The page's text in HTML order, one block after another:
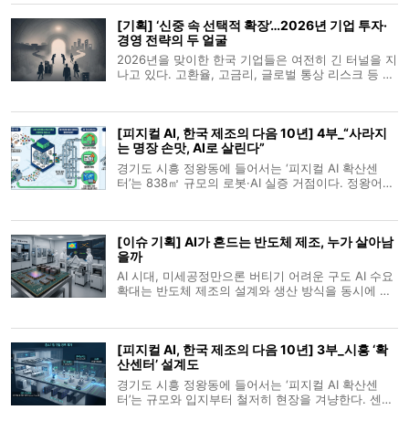
[기획] ‘신중 속 선택적 확장’…2026년 기업 투자·
경영 전략의 두 얼굴
2026년을 맞이한 한국 기업들은 여전히 긴 터널을 지
나고 있다. 고환율, 고금리, 글로벌 통상 리스크 등 대
별로 온도차가
[피지컬 AI, 한국 제조의 다음 10년] 4부_“사라지
는 명장 손맛, AI로 살린다”
경기도 시흥 정왕동에 들어서는 ‘피지컬 AI 확산센
터’는 838㎡ 규모의 로봇·AI 실증 거점이다. 정왕어울
산업 현장과 유사한 조건에서 시험
[이슈 기획] AI가 흔드는 반도체 제조, 누가 살아남
을까
AI 시대, 미세공정만으론 버티기 어려운 구도 AI 수요
확대는 반도체 제조의 설계와 생산 방식을 동시에 바
연결되는 방향으로 이동하고
[피지컬 AI, 한국 제조의 다음 10년] 3부_시흥 ‘확
산센터’ 설계도
경기도 시흥 정왕동에 들어서는 ‘피지컬 AI 확산센
터’는 규모와 입지부터 철저히 현장을 겨냥한다. 센터